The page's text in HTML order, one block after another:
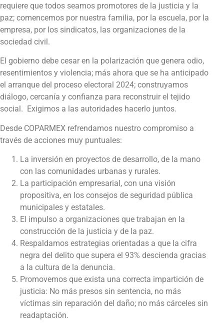
requiere que todos seamos promotores de la justicia y la
paz; comencemos por nuestra familia, por la escuela, por la
empresa, por los sindicatos, las organizaciones de la
sociedad civil.
El gobierno debe cesar en la polarización que genera odio,
resentimientos y violencia; más ahora que se ha anticipado
el arranque del proceso electoral 2024; construyamos
diálogo, cercanía y confianza para reconstruir el tejido
social.
Exigimos a las autoridades hacerlo juntos.
Desde COPARMEX refrendamos nuestro compromiso a
través de acciones muy puntuales:
La inversión en proyectos de desarrollo, de la mano
con las comunidades urbanas y rurales.
La participación empresarial, con una visión
propositiva, en los consejos de seguridad pública
municipales y estatales.
El impulso a organizaciones que trabajan en la
construcción de la justicia y de la paz.
Respaldamos estrategias orientadas a que la cifra
negra del delito que supera el 93% descienda gracias
a la cultura de la denuncia.
Promovemos que exista una correcta impartición de
justicia: No más presos sin sentencia, no más
víctimas sin reparación del daño; no más cárceles sin
readaptación.